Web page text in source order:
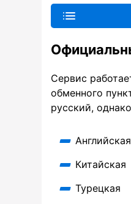
Сервис
обменного
русский,
Английская
Китайская
Турецкая